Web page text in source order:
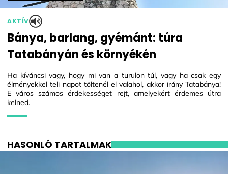
AKTÍV
Bánya, barlang, gyémánt: túra
Tatabányán és környékén
Ha kíváncsi vagy, hogy mi van a turulon túl, vagy ha csak egy
élményekkel teli napot töltenél el valahol, akkor irány Tatabánya!
E város számos érdekességet rejt, amelyekért érdemes útra
kelned.
HASONLÓ TARTALMAK